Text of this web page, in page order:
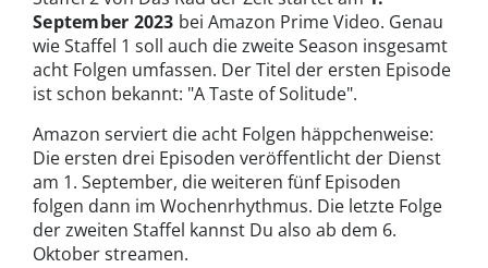
September 2023 bei Amazon Prime Video. Genau
wie Staffel 1 soll auch die zweite Season insgesamt
acht Folgen umfassen. Der Titel der ersten Episode
ist schon bekannt: "A Taste of Solitude".
Amazon serviert die acht Folgen häppchenweise:
Die ersten drei Episoden veröffentlicht der Dienst
am 1. September, die weiteren fünf Episoden
folgen dann im Wochenrhythmus. Die letzte Folge
der zweiten Staffel kannst Du also ab dem 6.
Oktober streamen.